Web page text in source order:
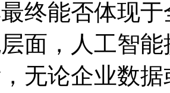
终能否体现
面，人工智
无论企业数